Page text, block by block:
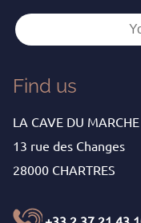
Find us
LA CAVE DU MARCHE
13 rue des Changes
28000 CHARTRES